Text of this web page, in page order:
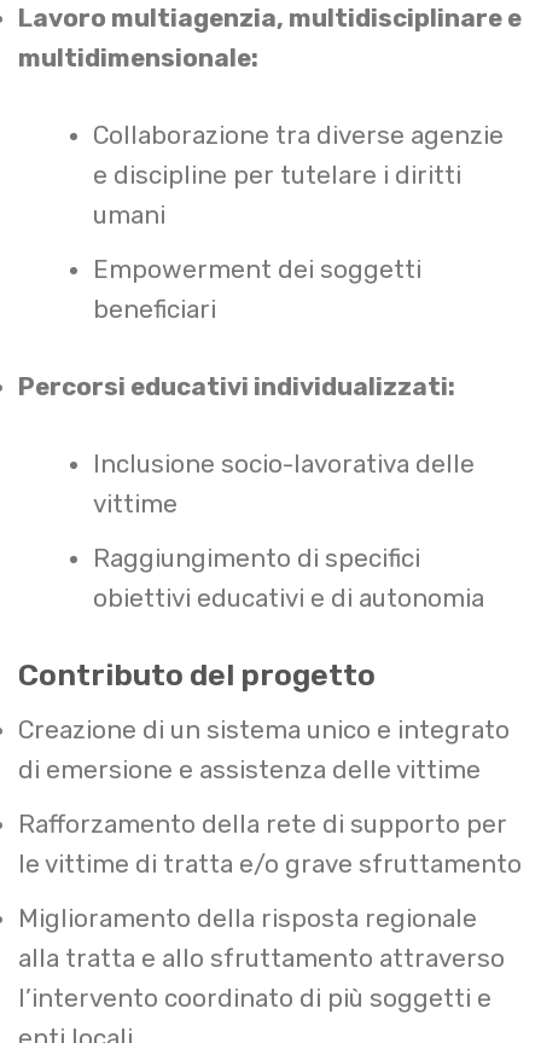
Lavoro multiagenzia, multidisciplinare e
multidimensionale:
Collaborazione tra diverse agenzie
e discipline per tutelare i diritti
umani
Empowerment dei soggetti
beneficiari
Percorsi educativi individualizzati:
Inclusione socio-lavorativa delle
vittime
Raggiungimento di specifici
obiettivi educativi e di autonomia
Contributo del progetto
Creazione di un sistema unico e integrato
di emersione e assistenza delle vittime
Rafforzamento della rete di supporto per
le vittime di tratta e/o grave sfruttamento
Miglioramento della risposta regionale
alla tratta e allo sfruttamento attraverso
l’intervento coordinato di più soggetti e